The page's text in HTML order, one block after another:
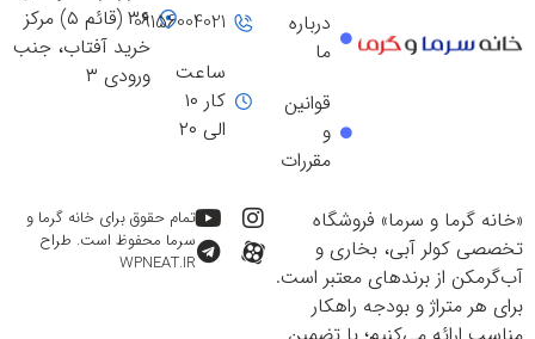
۳۶ (قائم ۵) مرکز
خرید آفتاب، جنب
ورودی ۳
09156004021
ساعت
کار ۱۰
الی ۲۰
درباره
ما
قوانین
و
مقررات
«خانه گرما و سرما» فروشگاه
تخصصی کولر آبی، بخاری و
آب‌گرمکن از برندهای معتبر است.
برای هر متراژ و بودجه راهکار
تمام حقوق برای خانه گرما و
سرما محفوظ است. طراح
WPNEAT.IR